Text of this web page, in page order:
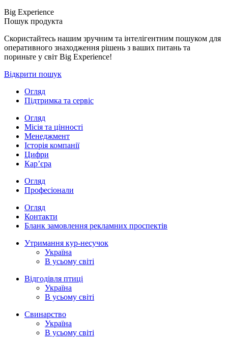
Big Experience
Пошук продукта
Скористайтесь нашим зручним та інтелігентним пошуком для
оперативного знаходження рішень з ваших питань та
пориньте у світ Big Experience!
Відкрити пошук
Огляд
Підтримка та сервіс
Огляд
Місія та цінності
Менеджмент
Історія компанії
Цифри
Кар’єра
Огляд
Професіонали
Огляд
Контакти
Бланк замовлення рекламних проспектів
Утримання кур-несучок
Україна
В усьому світі
Відгодівля птиці
Україна
В усьому світі
Свинарство
Україна
В усьому світі